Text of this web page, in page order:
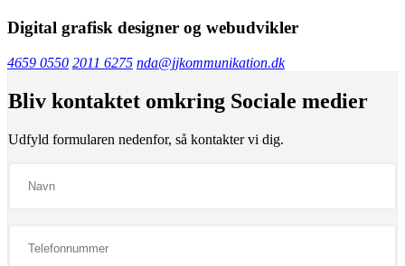
Digital grafisk designer og webudvikler
4659 0550 2011 6275 nda@jjkommunikation.dk
Bliv kontaktet omkring Sociale medier
Udfyld formularen nedenfor, så kontakter vi dig.